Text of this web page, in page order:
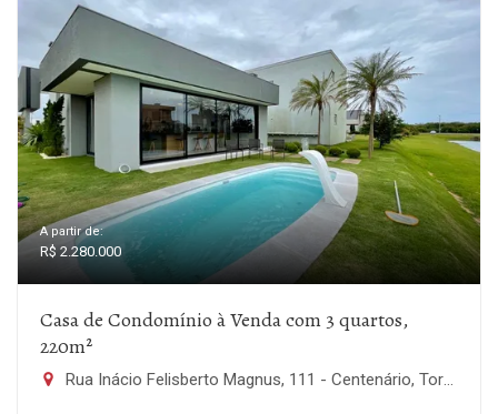
A partir de:
R$ 2.280.000
Casa de Condomínio à Venda com 3 quartos,
220m²
Rua Inácio Felisberto Magnus, 111 - Centenário, Torres-RS